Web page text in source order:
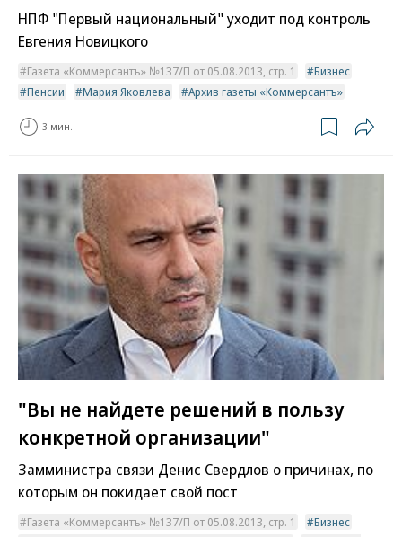
НПФ "Первый национальный" уходит под контроль
Евгения Новицкого
Газета «Коммерсантъ» №137/П от 05.08.2013, стр. 1
Бизнес
Пенсии
Мария Яковлева Архив газеты «Коммерсантъ»
3 мин.
"Вы не найдете решений в пользу
конкретной организации"
Замминистра связи Денис Свердлов о причинах, по
которым он покидает свой пост
Газета «Коммерсантъ» №137/П от 05.08.2013, стр. 1
Бизнес